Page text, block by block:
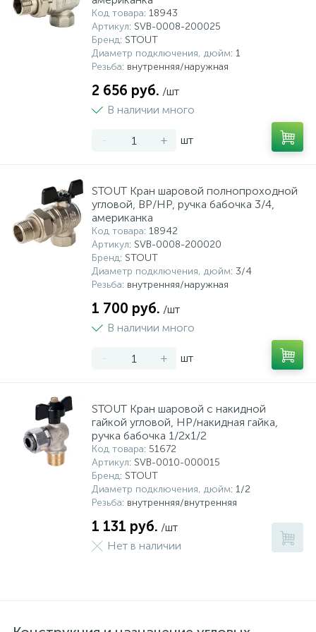
Код товара: 18943
Артикул: SVB-0008-200025
Бренд: STOUT
Диаметр подключения, дюйм: 1
Резьба: внутренняя/наружная
2 656 руб. /шт
В наличии много
- + шт
STOUT Кран шаровой полнопроходной
угловой, ВР/НР, ручка бабочка 3/4,
американка
Код товара: 18942
Артикул: SVB-0008-200020
Бренд: STOUT
Диаметр подключения, дюйм: 3/4
Резьба: внутренняя/наружная
1 700 руб. /шт
В наличии много
- + шт
STOUT Кран шаровой с накидной
гайкой угловой, НР/накидная гайка,
ручка бабочка 1/2x1/2
Код товара: 51672
Артикул: SVB-0010-000015
Бренд: STOUT
Диаметр подключения, дюйм: 1/2
Резьба: внутренняя/внутренняя
1 131 руб. /шт
Нет в наличии